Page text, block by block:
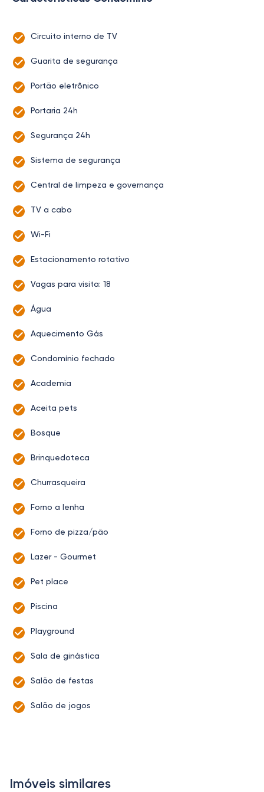
Circuito interno de TV
Guarita de segurança
Portão eletrônico
Portaria 24h
Segurança 24h
Sistema de segurança
Central de limpeza e governança
TV a cabo
Wi-Fi
Estacionamento rotativo
Vagas para visita: 18
Água
Aquecimento Gás
Condomínio fechado
Academia
Aceita pets
Bosque
Brinquedoteca
Churrasqueira
Forno a lenha
Forno de pizza/pão
Lazer - Gourmet
Pet place
Piscina
Playground
Sala de ginástica
Salão de festas
Salão de jogos
Imóveis similares